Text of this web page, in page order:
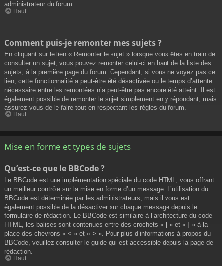
administrateur du forum.
Haut
Comment puis-je remonter mes sujets ?
En cliquant sur le lien « Remonter le sujet » lorsque vous êtes en train de
consulter un sujet, vous pouvez remonter celui-ci en haut de la liste des
sujets, à la première page du forum. Cependant, si vous ne voyez pas ce
lien, cette fonctionnalité a peut-être été désactivée ou le temps d’attente
nécessaire entre les remontées n’a peut-être pas encore été atteint. Il est
également possible de remonter le sujet simplement en y répondant, mais
assurez-vous de le faire tout en respectant les règles du forum.
Haut
Mise en forme et types de sujets
Qu’est-ce que le BBCode ?
Le BBCode est une implémentation spéciale du code HTML, vous offrant
un meilleur contrôle sur la mise en forme d’un message. L’utilisation du
BBCode est déterminée par les administrateurs, mais il vous est
également possible de la désactiver sur chaque message depuis le
formulaire de rédaction. Le BBCode est similaire à l’architecture du code
HTML, les balises sont contenues entre des crochets « [ » et « ] » à la
place des chevrons « < » et « > ». Pour plus d’informations à propos du
BBCode, veuillez consulter le guide qui est accessible depuis la page de
rédaction.
Haut